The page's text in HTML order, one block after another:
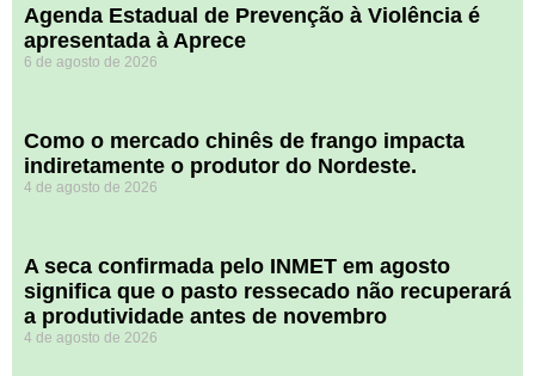
Agenda Estadual de Prevenção à Violência é
apresentada à Aprece
6 de agosto de 2026
​Como o mercado chinês de frango impacta
indiretamente o produtor do Nordeste.
4 de agosto de 2026
A seca confirmada pelo INMET em agosto
significa que o pasto ressecado não recuperará
a produtividade antes de novembro
4 de agosto de 2026